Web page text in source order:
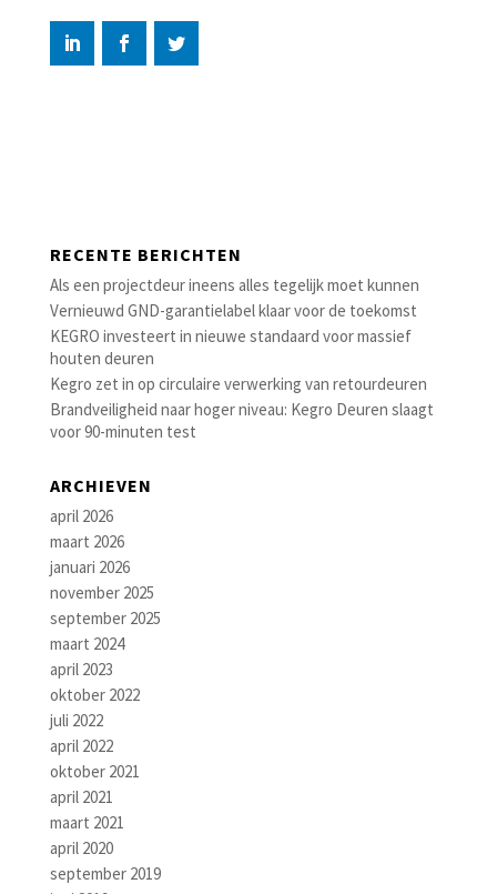
RECENTE BERICHTEN
Als een projectdeur ineens alles tegelijk moet kunnen
Vernieuwd GND-garantielabel klaar voor de toekomst
KEGRO investeert in nieuwe standaard voor massief
houten deuren
Kegro zet in op circulaire verwerking van retourdeuren
Brandveiligheid naar hoger niveau: Kegro Deuren slaagt
voor 90-minuten test
ARCHIEVEN
april 2026
maart 2026
januari 2026
november 2025
september 2025
maart 2024
april 2023
oktober 2022
juli 2022
april 2022
oktober 2021
april 2021
maart 2021
april 2020
september 2019